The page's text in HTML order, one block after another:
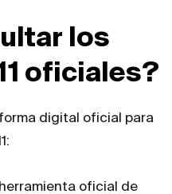
los
oficiales?
digital oficial para
oficial de